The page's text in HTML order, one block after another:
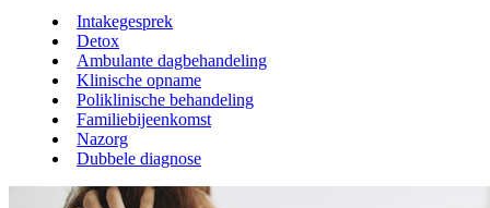
Intakegesprek
Detox
Ambulante dagbehandeling
Klinische opname
Poliklinische behandeling
Familiebijeenkomst
Nazorg
Dubbele diagnose